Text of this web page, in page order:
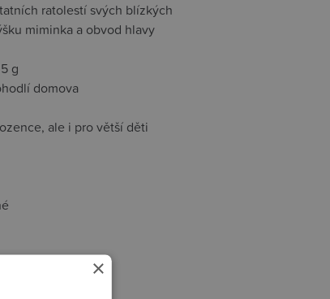
ratolestí svých blízkých
miminka a obvod hlavy
g
domova
ale i pro větší děti
×